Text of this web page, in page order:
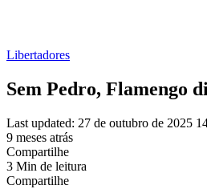
Libertadores
Sem Pedro, Flamengo
Last updated: 27 de outubro de 2025
9 meses atrás
Compartilhe
3 Min de leitura
Compartilhe